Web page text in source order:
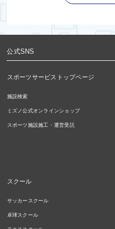
公式SNS
スポーツサービストップページ
施設検索
ミズノ公式オンラインショップ
スポーツ施設施工・運営受託
スクール
サッカースクール
卓球スクール